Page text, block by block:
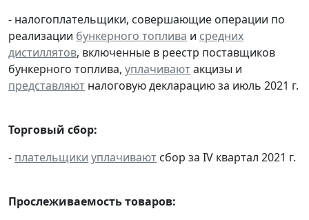
- налогоплательщики, совершающие операции по
реализации бункерного топлива и средних
дистиллятов, включенные в реестр поставщиков
бункерного топлива, уплачиваютакцизы и
представляют налоговую декларацию за июль 2021 г.
Торговый сбор:
- плательщики уплачивают сбор за IV квартал 2021 г.
Прослеживаемость товаров: